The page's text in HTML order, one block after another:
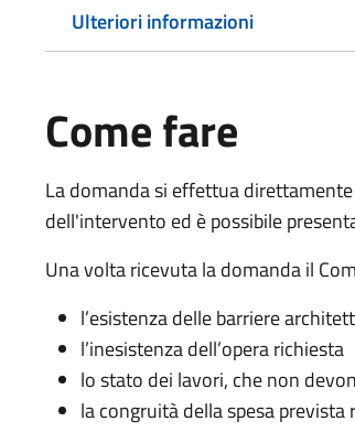
Ulteriori informazioni
Come fare
La domanda si effettua
dell'intervento ed è possibile
Una volta ricevuta la domanda il
l’esistenza delle barriere
l’inesistenza dell’opera richiesta
lo stato dei lavori, che non
la congruità della spesa